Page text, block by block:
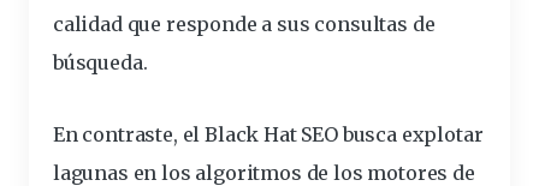
calidad que responde a sus consultas de
búsqueda.
En contraste, el Black Hat SEO busca explotar
lagunas en los algoritmos de los motores de